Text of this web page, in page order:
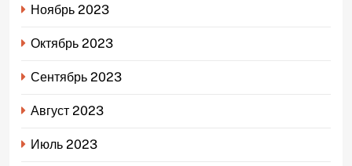
Ноябрь 2023
Октябрь 2023
Сентябрь 2023
Август 2023
Июль 2023